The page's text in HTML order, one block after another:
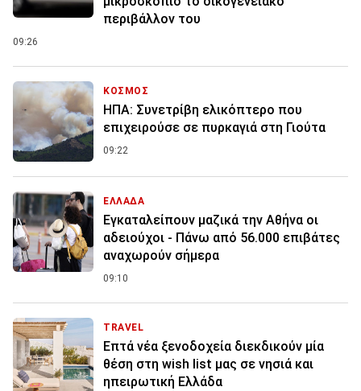
περιβάλλον του
09:26
ΚΟΣΜΟΣ
ΗΠΑ: Συνετρίβη ελικόπτερο που
επιχειρούσε σε πυρκαγιά στη Γιούτα
09:22
ΕΛΛΑΔΑ
Εγκαταλείπουν μαζικά την Αθήνα οι
αδειούχοι - Πάνω από 56.000 επιβάτες
αναχωρούν σήμερα
09:10
TRAVEL
Επτά νέα ξενοδοχεία διεκδικούν μία
θέση στη wish list μας σε νησιά και
ηπειρωτική Ελλάδα